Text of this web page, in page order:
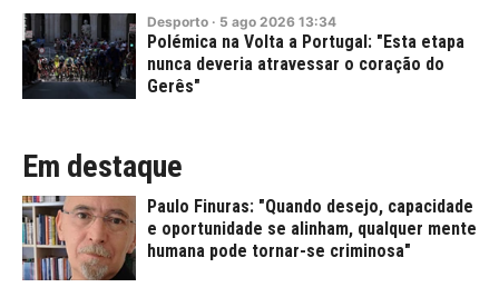
Desporto · 5 ago 2026 13:34
Polémica na Volta a Portugal: "Esta etapa
nunca deveria atravessar o coração do
Gerês"
Em destaque
Paulo Finuras: "Quando desejo, capacidade
e oportunidade se alinham, qualquer mente
humana pode tornar-se criminosa"